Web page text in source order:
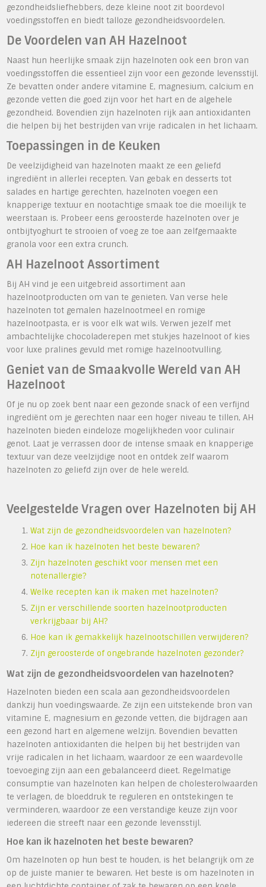
gezondheidsliefhebbers, deze kleine noot zit boordevol
voedingsstoffen en biedt talloze gezondheidsvoordelen.
De Voordelen van AH Hazelnoot
Naast hun heerlijke smaak zijn hazelnoten ook een bron van
voedingsstoffen die essentieel zijn voor een gezonde levensstijl.
Ze bevatten onder andere vitamine E, magnesium, calcium en
gezonde vetten die goed zijn voor het hart en de algehele
gezondheid. Bovendien zijn hazelnoten rijk aan antioxidanten
die helpen bij het bestrijden van vrije radicalen in het lichaam.
Toepassingen in de Keuken
De veelzijdigheid van hazelnoten maakt ze een geliefd
ingrediënt in allerlei recepten. Van gebak en desserts tot
salades en hartige gerechten, hazelnoten voegen een
knapperige textuur en nootachtige smaak toe die moeilijk te
weerstaan is. Probeer eens geroosterde hazelnoten over je
ontbijtyoghurt te strooien of voeg ze toe aan zelfgemaakte
granola voor een extra crunch.
AH Hazelnoot Assortiment
Bij AH vind je een uitgebreid assortiment aan
hazelnootproducten om van te genieten. Van verse hele
hazelnoten tot gemalen hazelnootmeel en romige
hazelnootpasta, er is voor elk wat wils. Verwen jezelf met
ambachtelijke chocoladerepen met stukjes hazelnoot of kies
voor luxe pralines gevuld met romige hazelnootvulling.
Geniet van de Smaakvolle Wereld van AH
Hazelnoot
Of je nu op zoek bent naar een gezonde snack of een verfijnd
ingrediënt om je gerechten naar een hoger niveau te tillen, AH
hazelnoten bieden eindeloze mogelijkheden voor culinair
genot. Laat je verrassen door de intense smaak en knapperige
textuur van deze veelzijdige noot en ontdek zelf waarom
hazelnoten zo geliefd zijn over de hele wereld.
Veelgestelde Vragen over Hazelnoten bij AH
Wat zijn de gezondheidsvoordelen van hazelnoten?
Hoe kan ik hazelnoten het beste bewaren?
Zijn hazelnoten geschikt voor mensen met een
notenallergie?
Welke recepten kan ik maken met hazelnoten?
Zijn er verschillende soorten hazelnootproducten
verkrijgbaar bij AH?
Hoe kan ik gemakkelijk hazelnootschillen verwijderen?
Zijn geroosterde of ongebrande hazelnoten gezonder?
Wat zijn de gezondheidsvoordelen van hazelnoten?
Hazelnoten bieden een scala aan gezondheidsvoordelen
dankzij hun voedingswaarde. Ze zijn een uitstekende bron van
vitamine E, magnesium en gezonde vetten, die bijdragen aan
een gezond hart en algemene welzijn. Bovendien bevatten
hazelnoten antioxidanten die helpen bij het bestrijden van
vrije radicalen in het lichaam, waardoor ze een waardevolle
toevoeging zijn aan een gebalanceerd dieet. Regelmatige
consumptie van hazelnoten kan helpen de cholesterolwaarden
te verlagen, de bloeddruk te reguleren en ontstekingen te
verminderen, waardoor ze een verstandige keuze zijn voor
iedereen die streeft naar een gezonde levensstijl.
Hoe kan ik hazelnoten het beste bewaren?
Om hazelnoten op hun best te houden, is het belangrijk om ze
op de juiste manier te bewaren. Het beste is om hazelnoten in